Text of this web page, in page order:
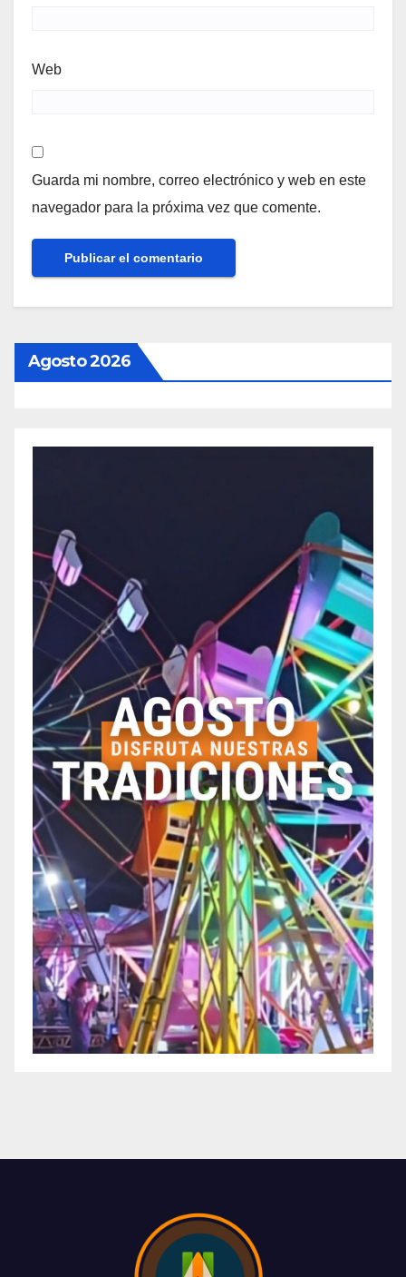
Web
Guarda mi nombre, correo electrónico y web en este
navegador para la próxima vez que comente.
Agosto 2026